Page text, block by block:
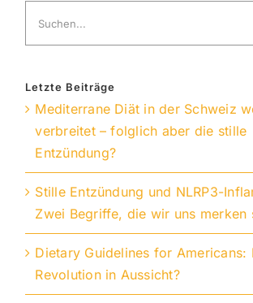
nach:
Letzte Beiträge
Mediterrane Diät in der Schweiz
verbreitet – folglich aber die stille
Entzündung?
Stille Entzündung und NLRP3-
Zwei Begriffe, die wir uns merken
Dietary Guidelines for Americans:
Revolution in Aussicht?